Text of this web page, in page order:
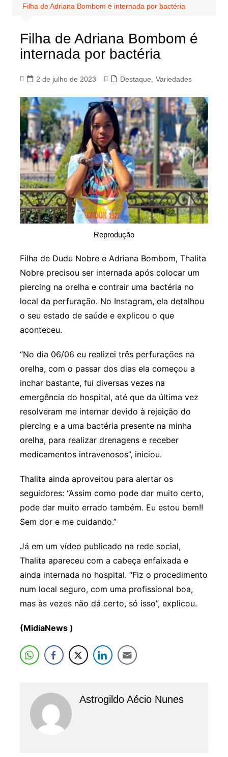
Filha de Adriana Bombom é internada por bactéria
Filha de Adriana Bombom é
internada por bactéria
2 de julho de 2023 Destaque Variedades
Reprodução
Filha de Dudu Nobre e Adriana Bombom, Thalita
Nobre precisou ser internada após colocar um
piercing na orelha e contrair uma bactéria no
local da perfuração. No Instagram, ela detalhou
o seu estado de saúde e explicou o que
aconteceu.
“No dia 06/06 eu realizei três perfurações na
orelha, com o passar dos dias ela começou a
inchar bastante, fui diversas vezes na
emergência do hospital, até que da última vez
resolveram me internar devido à rejeição do
piercing e a uma bactéria presente na minha
orelha, para realizar drenagens e receber
medicamentos intravenosos”, iniciou.
Thalita ainda aproveitou para alertar os
seguidores: “Assim como pode dar muito certo,
pode dar muito errado também. Eu estou bem!!
Sem dor e me cuidando.”
Já em um vídeo publicado na rede social,
Thalita apareceu com a cabeça enfaixada e
ainda internada no hospital. “Fiz o procedimento
num local seguro, com uma profissional boa,
mas às vezes não dá certo, só isso”, explicou.
(MidiaNews )
Astrogildo Aécio Nunes